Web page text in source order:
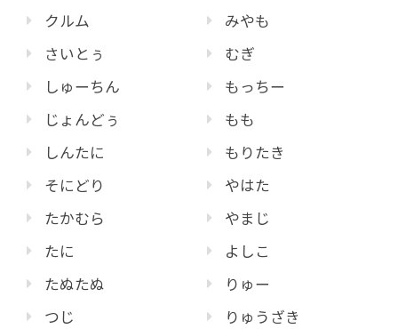
クルム
さいとぅ
しゅーちん
じょんどぅ
しんたに
そにどり
たかむら
たに
たぬたぬ
つじ
みやも
むぎ
もっちー
もも
もりたき
やはた
やまじ
よしこ
りゅー
りゅうざき